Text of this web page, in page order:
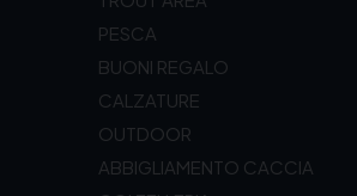
PESCA
BUONI REGALO
CALZATURE
OUTDOOR
ABBIGLIAMENTO CACCIA